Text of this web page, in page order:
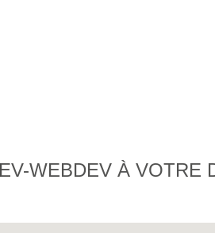
WEBDEV À VOTRE